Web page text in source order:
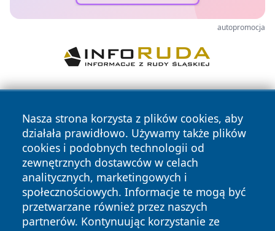
autopromocja
Nasza strona korzysta z plików cookies, aby
działała prawidłowo. Używamy także plików
cookies i podobnych technologii od
zewnętrznych dostawców w celach
analitycznych, marketingowych i
społecznościowych. Informacje te mogą być
przetwarzane również przez naszych
partnerów. Kontynuując korzystanie ze
Copyright © 2026 jeleniagoraonline.pl Wszystkie prawa
zastrzeżone.
Polityka
Polityka